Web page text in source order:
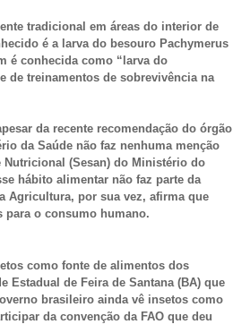
tradicional em áreas do interior de
é a larva do besouro Pachymerus
é conhecida como “larva do
de treinamentos de sobrevivência na
da recente recomendação do órgão
da Saúde não faz nenhuma menção
Nutricional (Sesan) do Ministério do
hábito alimentar não faz parte da
Agricultura, por sua vez, afirma que
para o consumo humano.
como fonte de alimentos dos
Estadual de Feira de Santana (BA) que
brasileiro ainda vê insetos como
da convenção da FAO que deu